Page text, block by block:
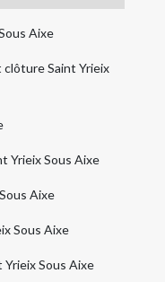
Aixe
Saint Yrieix
Yrieix Sous Aixe
Aixe
Sous Aixe
Sous Aixe